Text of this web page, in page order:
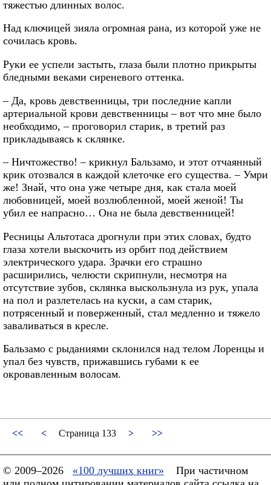
тяжестью длинных волос.
Над ключицей зияла огромная рана, из которой уже не
сочилась кровь.
Руки ее успели застыть, глаза были плотно прикрыты
бледными веками сиреневого оттенка.
– Да, кровь девственницы, три последние капли
артериальной крови девственницы – вот что мне было
необходимо, – проговорил старик, в третий раз
прикладываясь к склянке.
– Ничтожество! – крикнул Бальзамо, и этот отчаянный
крик отозвался в каждой клеточке его существа. – Умри
же! Знай, что она уже четыре дня, как стала моей
любовницей, моей возлюбленной, моей женой! Ты
убил ее напрасно… Она не была девственницей!
Ресницы Альтотаса дрогнули при этих словах, будто
глаза хотели выскочить из орбит под действием
электрического удара. Зрачки его страшно
расширились, челюсти скрипнули, несмотря на
отсутствие зубов, склянка выскользнула из рук, упала
на пол и разлетелась на куски, а сам старик,
потрясенный и поверженный, стал медленно и тяжело
заваливаться в кресле.
Бальзамо с рыданиями склонился над телом Лоренцы и
упал без чувств, прижавшись губами к ее
окровавленным волосам.
<< < Страница 133 > >>
© 2009–2026 «100 лучших книг»
При частичном